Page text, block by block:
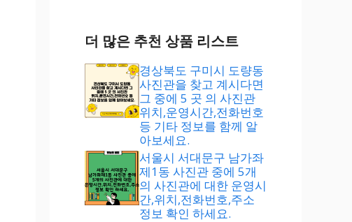
더 많은 추천 상품 리스트
경상북도 구미시 도량동
사진관을 찾고 계시다면
그 중에 5 곳 의 사진관
위치,운영시간,전화번호
등 기타 정보를 함께 알
아보세요.
서울시 서대문구 남가좌
제1동 사진관 중에 5개
의 사진관에 대한 운영시
간,위치,전화번호,주소
정보 확인 하세요.